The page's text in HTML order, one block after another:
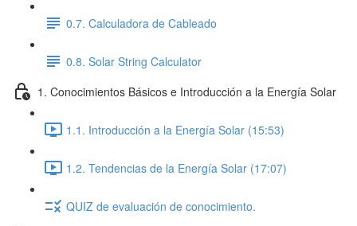
0.7. Calculadora de Cableado
0.8. Solar String Calculator
1. Conocimientos Básicos e Introducción a la Energía Solar
1.1. Introducción a la Energía Solar (15:53)
1.2. Tendencias de la Energía Solar (17:07)
QUIZ de evaluación de conocimiento.